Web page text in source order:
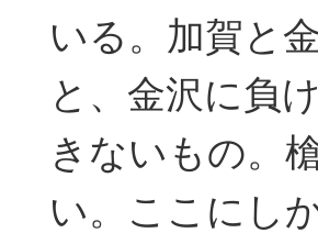
いる。加賀と
と、金沢に負
きないもの。
い。ここにし